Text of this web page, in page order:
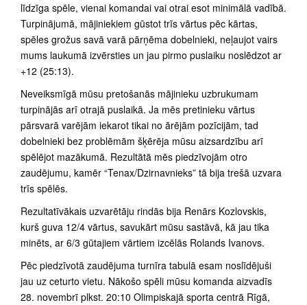
līdzīga spēle, vienai komandai vai otrai esot minimālā vadībā.
Turpinājumā, mājiniekiem gūstot trīs vārtus pēc kārtas,
spēles grožus savā varā pārņēma dobelnieki, neļaujot vairs
mums laukumā izvērsties un jau pirmo puslaiku noslēdzot ar
+12 (25:13).
Neveiksmīgā mūsu pretošanās mājinieku uzbrukumam
turpinājās arī otrajā puslaikā. Ja mēs pretinieku vārtus
pārsvarā varējām iekarot tikai no ārējām pozīcijām, tad
dobelnieki bez problēmām šķērēja mūsu aizsardzību arī
spēlējot mazākumā. Rezultātā mēs piedzīvojām otro
zaudējumu, kamēr “Tenax/Dzirnavnieks” tā bija trešā uzvara
trīs spēlēs.
Rezultatīvākais uzvarētāju rindās bija Renārs Kozlovskis,
kurš guva 12/4 vārtus, savukārt mūsu sastāvā, kā jau tika
minēts, ar 6/3 gūtajiem vārtiem izcēlās Rolands Ivanovs.
Pēc piedzīvotā zaudējuma turnīra tabulā esam noslīdējuši
jau uz ceturto vietu. Nākošo spēli mūsu komanda aizvadīs
28. novembrī plkst. 20:10 Olimpiskajā sporta centrā Rīgā,